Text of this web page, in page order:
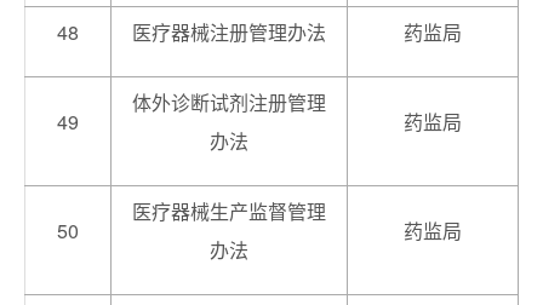
48 医疗器械注册管理办法 药监局
49
体外诊断试剂注册管理
办法
药监局
50
医疗器械生产监督管理
办法
药监局